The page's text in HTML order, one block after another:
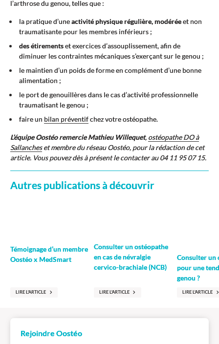
l’arthrose du genou, telles que :
la pratique d’uneactivité physique régulière, modéréeet non
traumatisante pour les membres inférieurs ;
des étirementset exercices d’assouplissement, afin de
diminuer les contraintes mécaniques s’exerçant sur le genou ;
le maintien d’un poids de forme en complément d’une bonne
alimentation ;
le port de genouillères dans le cas d’activité professionnelle
traumatisant le genou ;
faire un bilan préventifchez votre ostéopathe.
L’équipe Oostéo remercie Mathieu Willequet, ostéopathe DO à
Sallancheset membre du réseau Oostéo, pour la rédaction de cet
article. Vous pouvez dès à présent le contacter au 04 11 95 07 15.
Autres publications à découvrir
Témoignage d’un membre
Oostéo x MedSmart
LIRE L'ARTICLE
Consulter un ostéopathe
en cas de névralgie
cervico-brachiale (NCB)
LIRE L'ARTICLE
Consulter un
pour une
genou ?
LIRE L'ARTICLE
Rejoindre Oostéo